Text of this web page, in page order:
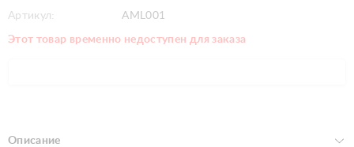
Артикул: AML001
Этот товар временно недоступен для заказа
Описание